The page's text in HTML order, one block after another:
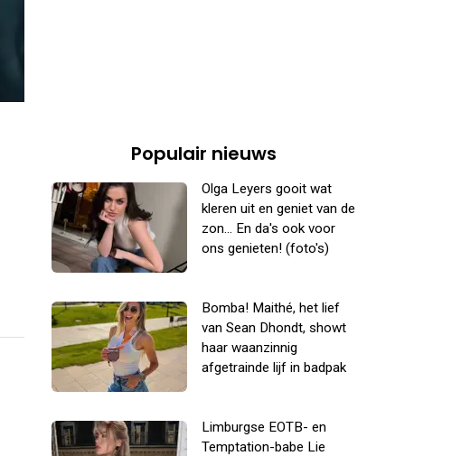
Populair nieuws
Olga Leyers gooit wat
kleren uit en geniet van de
zon... En da's ook voor
ons genieten! (foto's)
Bomba! Maithé, het lief
van Sean Dhondt, showt
haar waanzinnig
afgetrainde lijf in badpak
Limburgse EOTB- en
Temptation-babe Lie